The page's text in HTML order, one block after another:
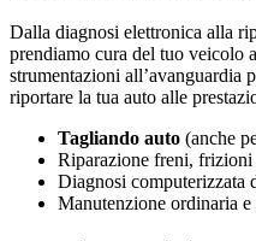
Dalla diagnosi elettronica alla
prendiamo cura del tuo veicolo
strumentazioni all’avanguardia
riportare la tua auto alle
Tagliando auto (anche
Riparazione freni, frizioni
Diagnosi computerizzata
Manutenzione ordinaria e